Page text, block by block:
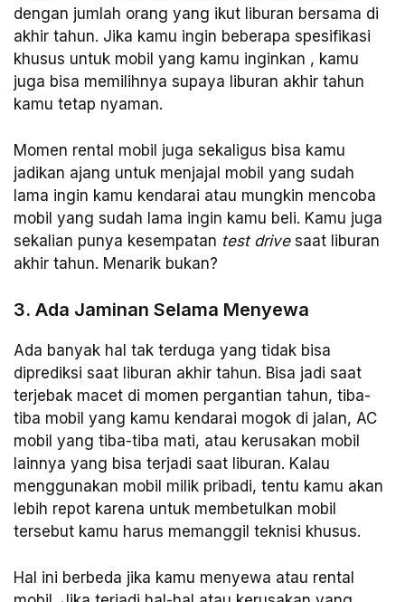
dengan jumlah orang yang ikut liburan bersama di
akhir tahun. Jika kamu ingin beberapa spesifikasi
khusus untuk mobil yang kamu inginkan , kamu
juga bisa memilihnya supaya liburan akhir tahun
kamu tetap nyaman.
Momen rental mobil juga sekaligus bisa kamu
jadikan ajang untuk menjajal mobil yang sudah
lama ingin kamu kendarai atau mungkin mencoba
mobil yang sudah lama ingin kamu beli. Kamu juga
sekalian punya kesempatan test drivesaat liburan
akhir tahun. Menarik bukan?
3. Ada Jaminan Selama Menyewa
Ada banyak hal tak terduga yang tidak bisa
diprediksi saat liburan akhir tahun. Bisa jadi saat
terjebak macet di momen pergantian tahun, tiba-
tiba mobil yang kamu kendarai mogok di jalan, AC
mobil yang tiba-tiba mati, atau kerusakan mobil
lainnya yang bisa terjadi saat liburan. Kalau
menggunakan mobil milik pribadi, tentu kamu akan
lebih repot karena untuk membetulkan mobil
tersebut kamu harus memanggil teknisi khusus.
Hal ini berbeda jika kamu menyewa atau rental